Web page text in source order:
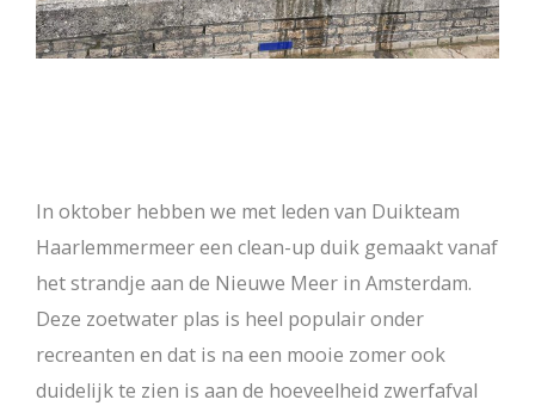
In oktober hebben we met leden van Duikteam
Haarlemmermeer een clean-up duik gemaakt vanaf
het strandje aan de Nieuwe Meer in Amsterdam.
Deze zoetwater plas is heel populair onder
recreanten en dat is na een mooie zomer ook
duidelijk te zien is aan de hoeveelheid zwerfafval